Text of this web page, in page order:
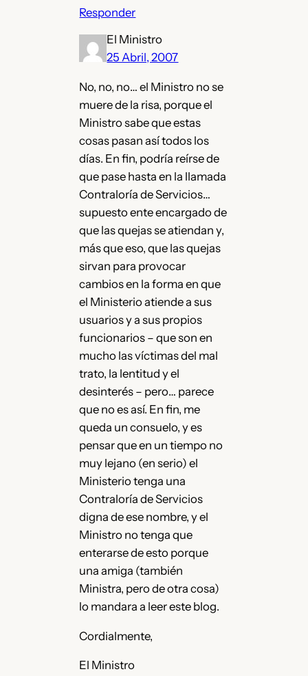
Responder
El Ministro
25 Abril, 2007
No, no, no… el Ministro no se
muere de la risa, porque el
Ministro sabe que estas
cosas pasan así todos los
días. En fin, podría reírse de
que pase hasta en la llamada
Contraloría de Servicios…
supuesto ente encargado de
que las quejas se atiendan y,
más que eso, que las quejas
sirvan para provocar
cambios en la forma en que
el Ministerio atiende a sus
usuarios y a sus propios
funcionarios – que son en
mucho las víctimas del mal
trato, la lentitud y el
desinterés – pero… parece
que no es así. En fin, me
queda un consuelo, y es
pensar que en un tiempo no
muy lejano (en serio) el
Ministerio tenga una
Contraloría de Servicios
digna de ese nombre, y el
Ministro no tenga que
enterarse de esto porque
una amiga (también
Ministra, pero de otra cosa)
lo mandara a leer este blog.
Cordialmente,
El Ministro